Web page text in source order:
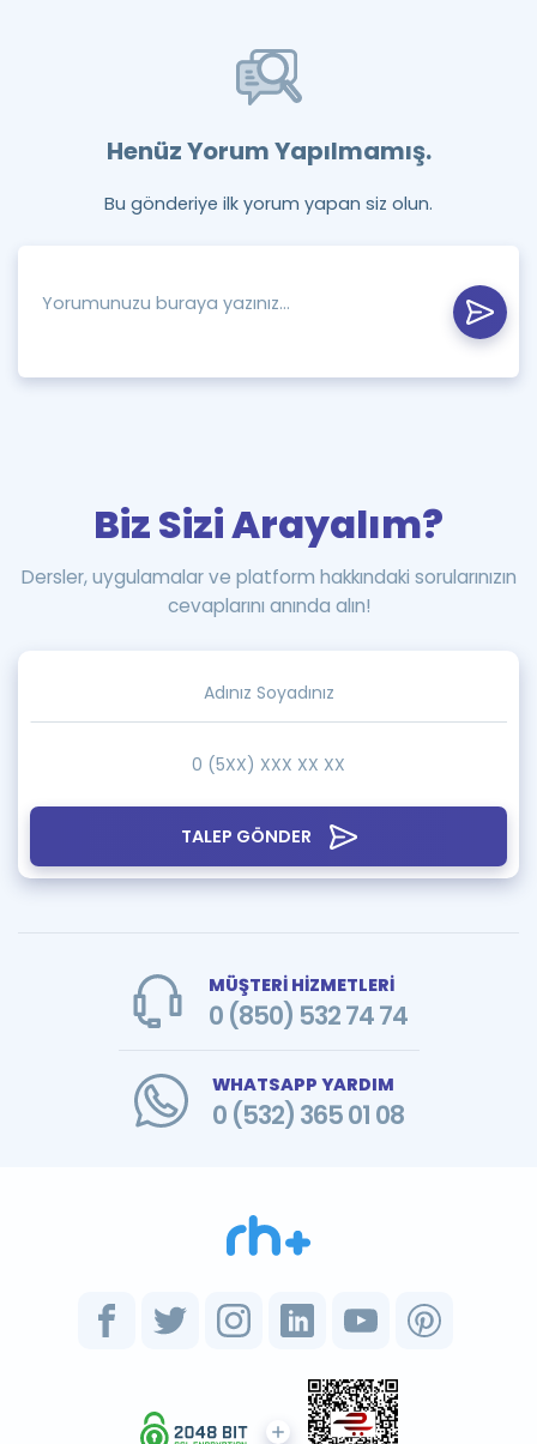
Henüz Yorum Yapılmamış.
Bu gönderiye ilk yorum yapan siz olun.
TALEP GÖNDER
Biz Sizi Arayalım?
Dersler, uygulamalar ve platform hakkındaki sorularınızın
cevaplarını anında alın!
MÜŞTERİ HİZMETLERİ
0 (850) 532 74 74
WHATSAPP YARDIM
0 (532) 365 01 08